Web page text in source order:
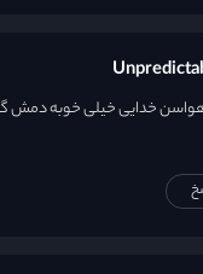
خدایی خیلی خوبه دمش